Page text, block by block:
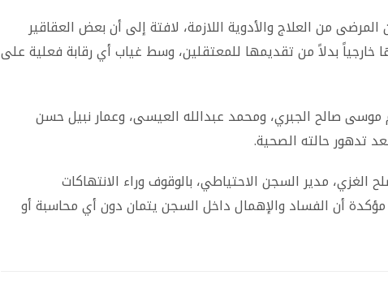
من العلاج والأدوية اللازمة، لافتة إلى أن بعض العقاقير
بدلاً من تقديمها للمعتقلين، وسط غياب أي رقابة فعلية على
صالح الجبري، ومحمد عبدالله العيسى، وعمار نبيل حسن
تدهور حالته الصحية.
مدير السجن الاحتياطي، بالوقوف وراء الانتهاكات
أن الفساد والإهمال داخل السجن يتمان دون أي محاسبة أو